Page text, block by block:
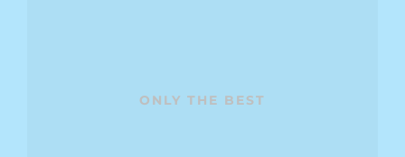
ONLY THE BEST